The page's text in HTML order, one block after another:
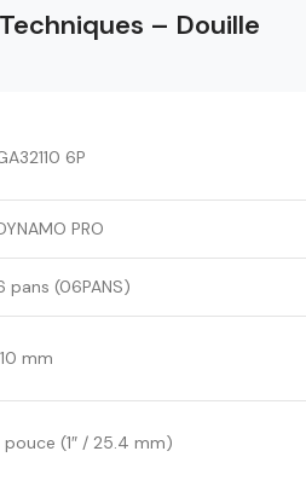
– Douille
6P
PRO
pans (06PANS)
mm
pouce (1″ / 25.4 mm)